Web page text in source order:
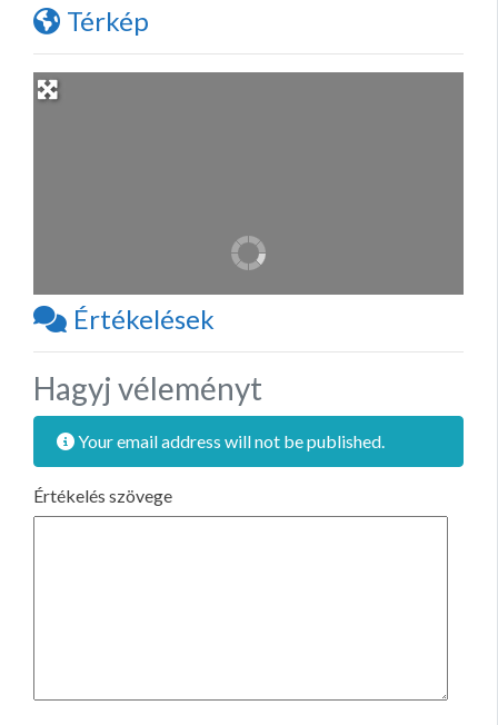
Térkép
Értékelések
Hagyj véleményt
Your email address will not be published.
Értékelés szövege